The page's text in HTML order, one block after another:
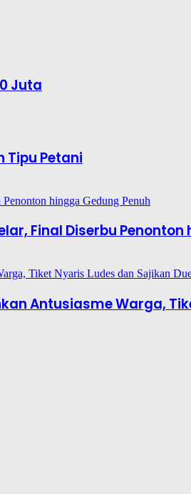
Juta
Tipu Petani
Final Diserbu
Antusiasme Warga,